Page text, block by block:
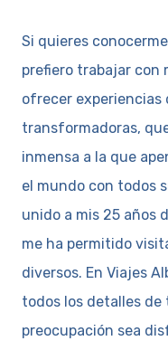
Si quieres
prefiero trabajar con
ofrecer experiencias
transformadoras,
inmensa a la que
el mundo con todos
unido a mis 25 años
me ha permitido
diversos. En Viajes
todos los detalles
preocupación sea